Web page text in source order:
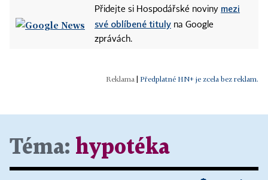
Přidejte si Hospodářské noviny mezi
své oblíbené tituly na Google
zprávách.
Předplatné HN+ je zcela bez reklam.
Téma: hypotéka